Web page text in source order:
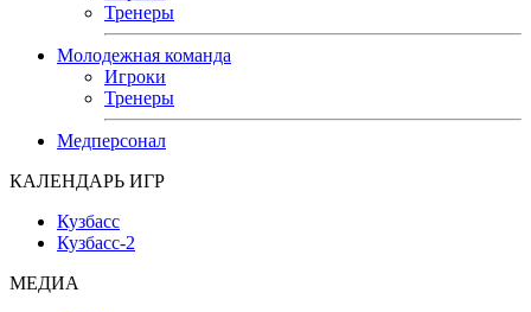
Тренеры
Молодежная команда
Игроки
Тренеры
Медперсонал
КАЛЕНДАРЬ ИГР
Кузбасс
Кузбасс-2
МЕДИА